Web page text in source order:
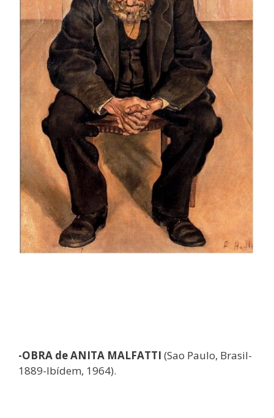
-OBRA de ANITA MALFATTI (Sao Paulo, Brasil-
1889-Ibídem, 1964).